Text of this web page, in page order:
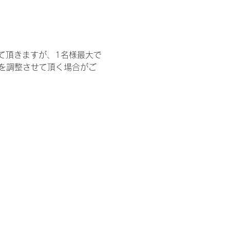
頂きますが、1名様最大で
調整させて頂く場合がご